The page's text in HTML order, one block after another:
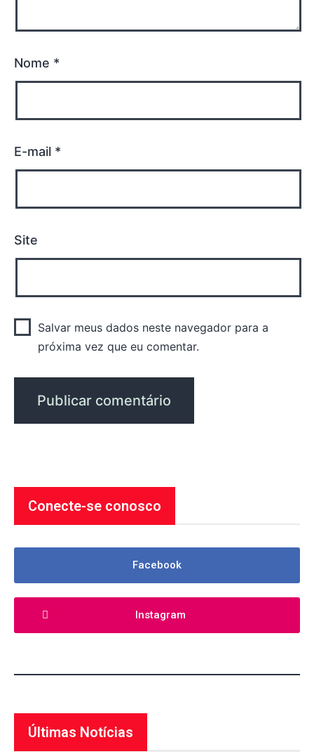
Nome *
E-mail *
Site
Salvar meus dados neste navegador para a
próxima vez que eu comentar.
Conecte-se conosco
Facebook
Instagram
Últimas Notícias